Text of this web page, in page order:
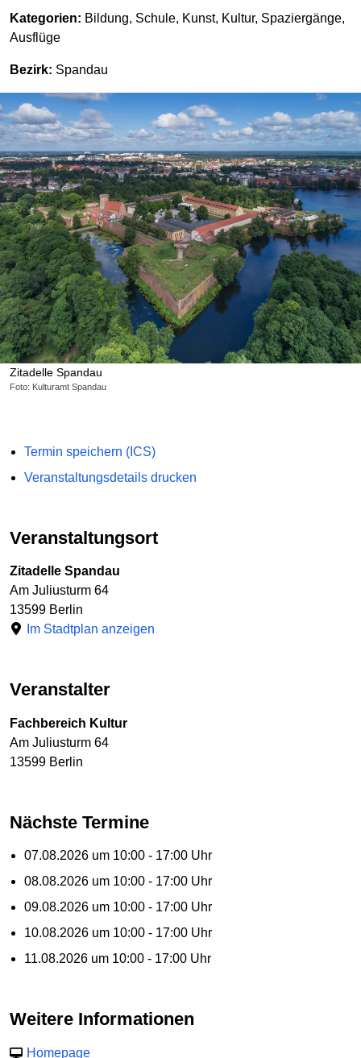
Zitadelle Spandau
Foto: Kulturamt Spandau
Kategorien: Bildung, Schule, Kunst, Kultur, Spaziergänge,
Ausflüge
Bezirk: Spandau
Termin speichern (ICS)
Veranstaltungsdetails drucken
Veranstaltungsort
Zitadelle Spandau
Am Juliusturm 64
13599 Berlin
Im Stadtplan anzeigen
Veranstalter
Fachbereich Kultur
Am Juliusturm 64
13599 Berlin
Nächste Termine
07.08.2026 um 10:00 - 17:00 Uhr
08.08.2026 um 10:00 - 17:00 Uhr
09.08.2026 um 10:00 - 17:00 Uhr
10.08.2026 um 10:00 - 17:00 Uhr
11.08.2026 um 10:00 - 17:00 Uhr
Weitere Informationen
Homepage